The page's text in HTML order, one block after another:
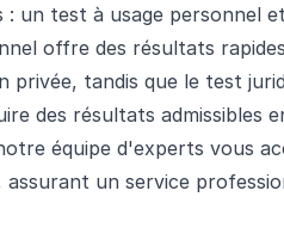
: un test à usage personnel
offre des résultats
privée, tandis que le test
des résultats admissibles
équipe d'experts vous
assurant un service